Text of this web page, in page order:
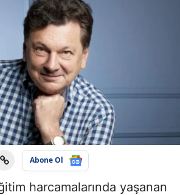
Abone Ol
harcamalarında yaşanan